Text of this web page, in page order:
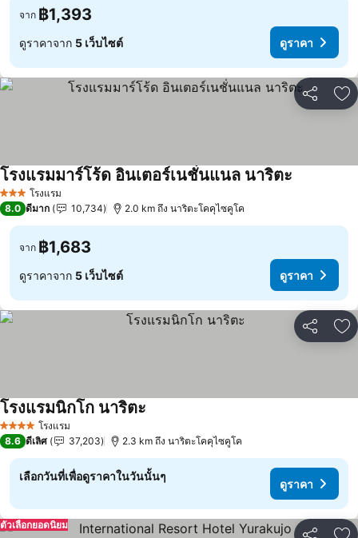
จาก ฿1,393
ดูราคาจาก 5 เว็บไซต์ ดูราคา
แชร์ เ
3 ดาว โรงแรม
โรงแรมมาร์โร้ด อินเตอร์เนชั่นแนล นาริตะ
8.0 ดีมาก 10,734 2.0 km ถึง นาริตะโคคุไซคูโค
จาก ฿1,683
ดูราคาจาก 5 เว็บไซต์ ดูราคา
แชร์ เ
4 ดาว โรงแรม
โรงแรมนิกโก นาริตะ
8.6 ดีเลิศ 37,203 2.3 km ถึง นาริตะโคคุไซคูโค
เลือกวันที่เพื่อดูราคาในวันนั้นๆ
ดูราคา
ตัวเลือกยอดนิยม